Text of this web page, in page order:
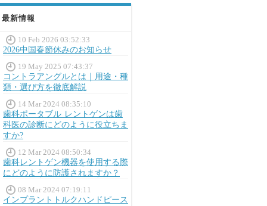
最新情報
10 Feb 2026 03:52:33
2026中国春節休みのお知らせ
19 May 2025 07:43:37
コントラアングルとは｜用途・種
類・選び方を徹底解説
14 Mar 2024 08:35:10
歯科ポータブル レントゲンは歯
科医の診断にどのように役立ちま
すか?
12 Mar 2024 08:50:34
歯科レントゲン機器を使用する際
にどのように防護されますか？
08 Mar 2024 07:19:11
インプラントトルクハンドピース